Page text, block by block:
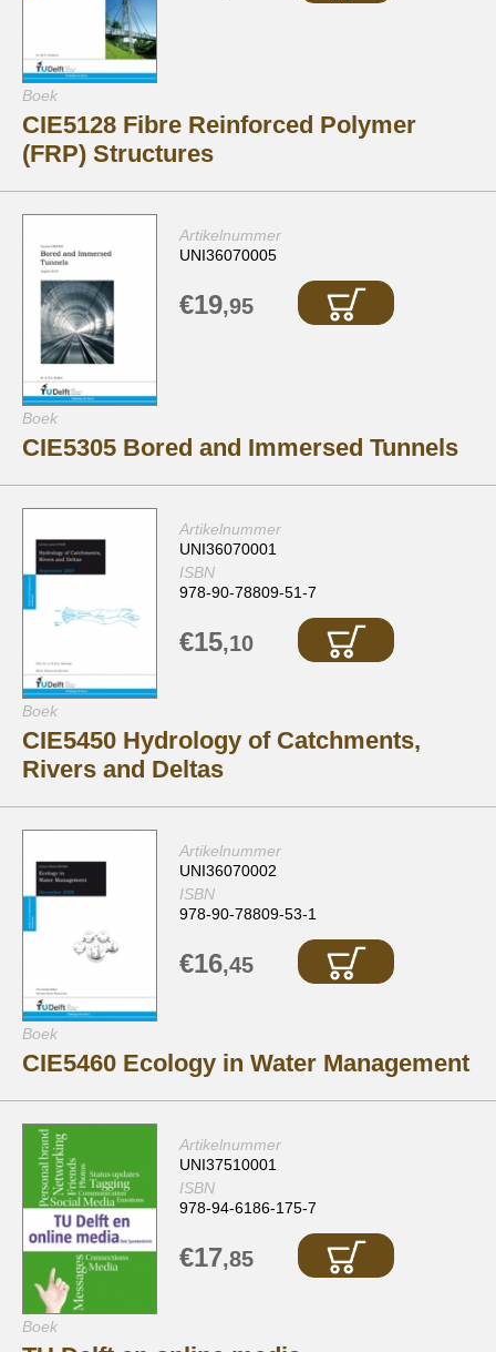
Boek
CIE5128 Fibre Reinforced Polymer
(FRP) Structures
Boek
CIE5305 Bored and Immersed Tunnels
€19,95
Artikelnummer
UNI36070005
Boek
CIE5450 Hydrology of Catchments,
Rivers and Deltas
€15,10
Artikelnummer
UNI36070001
ISBN
978-90-78809-51-7
Boek
CIE5460 Ecology in Water Management
€16,45
Artikelnummer
UNI36070002
ISBN
978-90-78809-53-1
Boek
€17,85
Artikelnummer
UNI37510001
ISBN
978-94-6186-175-7